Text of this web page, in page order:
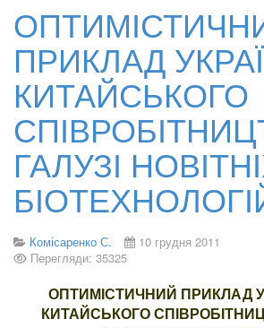
ПРИКЛАД
КИТАЙСЬКОГО
ГАЛУЗІ
Комісаренко С.
10 грудня 2011
Перегляди: 35325
ОПТИМІСТИЧНИЙ ПРИКЛАД
КИТАЙСЬКОГО